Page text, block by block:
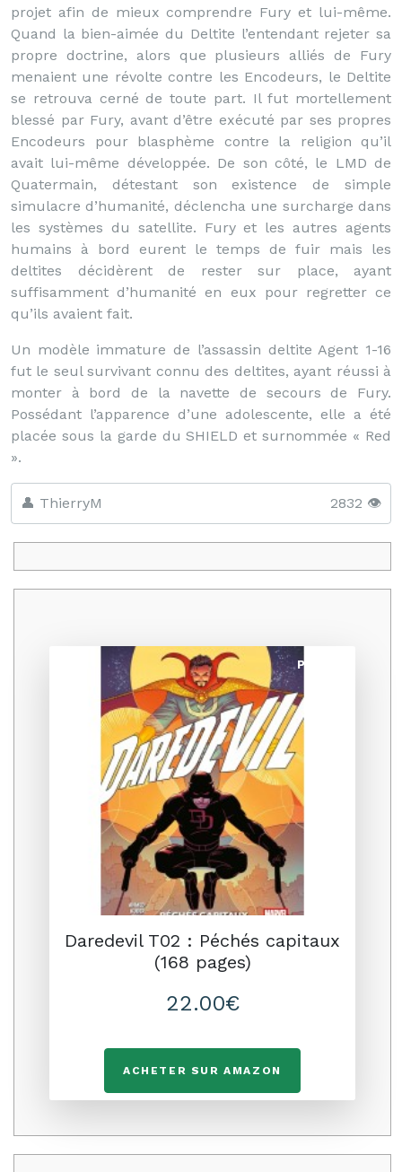
projet afin de mieux comprendre Fury et lui-même.
Quand la bien-aimée du Deltite l’entendant rejeter sa
propre doctrine, alors que plusieurs alliés de Fury
menaient une révolte contre les Encodeurs, le Deltite
se retrouva cerné de toute part. Il fut mortellement
blessé par Fury, avant d’être exécuté par ses propres
Encodeurs pour blasphème contre la religion qu’il
avait lui-même développée. De son côté, le LMD de
Quatermain, détestant son existence de simple
simulacre d’humanité, déclencha une surcharge dans
les systèmes du satellite. Fury et les autres agents
humains à bord eurent le temps de fuir mais les
deltites décidèrent de rester sur place, ayant
suffisamment d’humanité en eux pour regretter ce
qu’ils avaient fait.
Un modèle immature de l’assassin deltite Agent 1-16
fut le seul survivant connu des deltites, ayant réussi à
monter à bord de la navette de secours de Fury.
Possédant l’apparence d’une adolescente, elle a été
placée sous la garde du SHIELD et surnommée « Red
».
👤 ThierryM 2832 👁️
Promo
Daredevil T02 : Péchés capitaux
(168 pages)
22.00€
ACHETER SUR AMAZON